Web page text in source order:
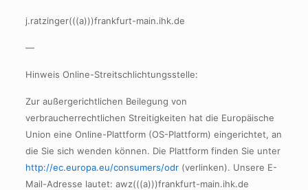
j.ratzinger(((a)))frankfurt-main.ihk.de
—
Hinweis Online-Streitschlichtungsstelle:
Zur außergerichtlichen Beilegung von
verbraucherrechtlichen Streitigkeiten hat die Europäische
Union eine Online-Plattform (OS-Plattform) eingerichtet, an
die Sie sich wenden können. Die Plattform finden Sie unter
http://ec.europa.eu/consumers/odr(verlinken). Unsere E-
Mail-Adresse lautet: awz(((a)))frankfurt-main.ihk.de